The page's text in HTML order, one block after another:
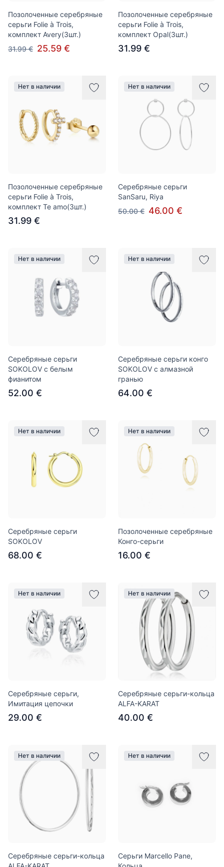
Позолоченные серебряные
серьги Folie à Trois,
комплект Avery(3шт.)
31.99 € 25.59 €
Позолоченные серебряные
серьги Folie à Trois,
комплект Opal(3шт.)
31.99 €
Нет в наличии
Позолоченные серебряные
серьги Folie à Trois,
комплект Te amo(3шт.)
31.99 €
Нет в наличии
Серебряные серьги
SanSaru, Riya
50.00 € 46.00 €
Нет в наличии
Серебряные серьги
SOKOLOV с белым
фианитом
52.00 €
Нет в наличии
Серебряные серьги конго
SOKOLOV с алмазной
гранью
64.00 €
Нет в наличии
Серебряные серьги
SOKOLOV
68.00 €
Нет в наличии
Позолоченные серебряные
Конго-серьги
16.00 €
Нет в наличии
Серебряные серьги,
Имитация цепочки
29.00 €
Нет в наличии
Серебряные серьги-кольца
ALFA-KARAT
40.00 €
Нет в наличии
Серебряные серьги-кольца
Нет в наличии
Серьги Marcello Pane,